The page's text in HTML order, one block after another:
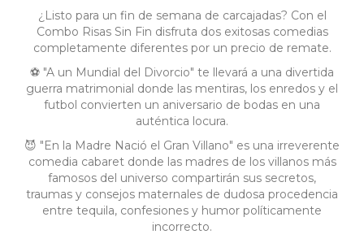
¿Listo para un fin de semana de carcajadas? Con el
Combo Risas Sin Fin disfruta dos exitosas comedias
completamente diferentes por un precio de remate.
⚽ "A un Mundial del Divorcio" te llevará a una divertida
guerra matrimonial donde las mentiras, los enredos y el
futbol convierten un aniversario de bodas en una
auténtica locura.
😈 "En la Madre Nació el Gran Villano" es una irreverente
comedia cabaret donde las madres de los villanos más
famosos del universo compartirán sus secretos,
traumas y consejos maternales de dudosa procedencia
entre tequila, confesiones y humor políticamente
incorrecto.